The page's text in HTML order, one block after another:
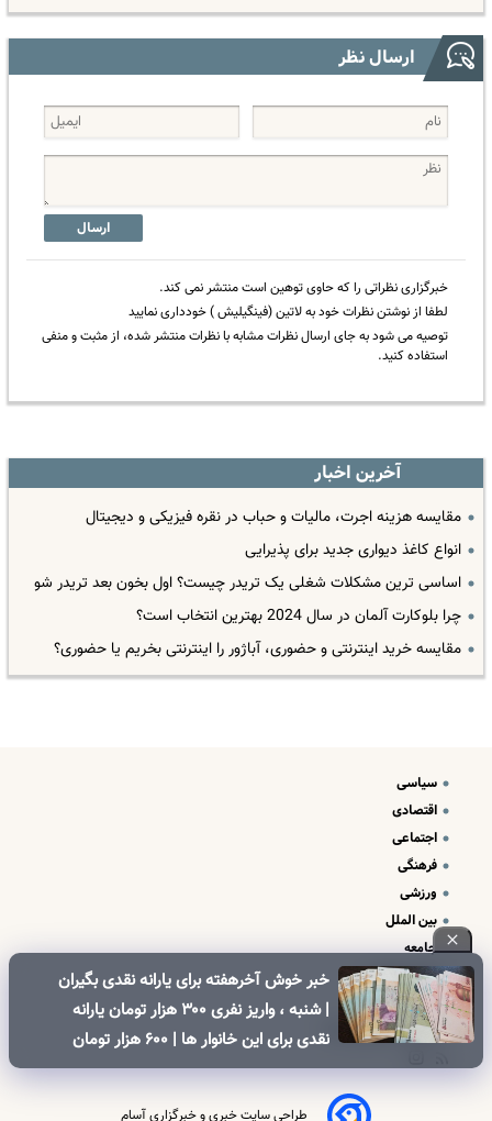
ارسال نظر
ارسال
خبرگزاری نظراتی را که حاوی توهین است منتشر نمی کند.
لطفا از نوشتن نظرات خود به لاتین (فینگیلیش ) خودداری نمایید
توصیه می شود به جای ارسال نظرات مشابه با نظرات منتشر شده، از مثبت و منفی
استفاده کنید.
آخرین اخبار
مقایسه هزینه اجرت، مالیات و حباب در نقره فیزیکی و دیجیتال
انواع کاغذ دیواری جدید برای پذیرایی
اساسی ترین مشکلات شغلی یک تریدر چیست؟ اول بخون بعد تریدر شو
چرا بلوکارت آلمان در سال 2024 بهترین انتخاب است؟
مقایسه خرید اینترنتی و حضوری، آباژور را اینترنتی بخریم یا حضوری؟
خبر خوش آخرهفته برای یارانه نقدی بگیران
| شنبه ، واریز نفری ۳۰۰ هزار تومان یارانه
نقدی برای این خانوار ها | ۶۰۰ هزار تومان
کالابرگ برای خانوارهای دارای فرزند
سیاسی
اقتصادی
اجتماعی
فرهنگی
ورزشی
بین الملل
جامعه
علم و فناوری
درباره ما
تبلیغات و تماس با ما
طراحی سایت خبری و خبرگزاری آسام